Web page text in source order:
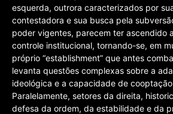
esquerda, outrora caracterizados por
contestadora e sua busca pela
poder vigentes, parecem ter ascendido
controle institucional, tornando-se, em
próprio “establishment” que antes
levanta questões complexas sobre a
ideológica e a capacidade de
Paralelamente, setores da direita,
defesa da ordem, da estabilidade e da